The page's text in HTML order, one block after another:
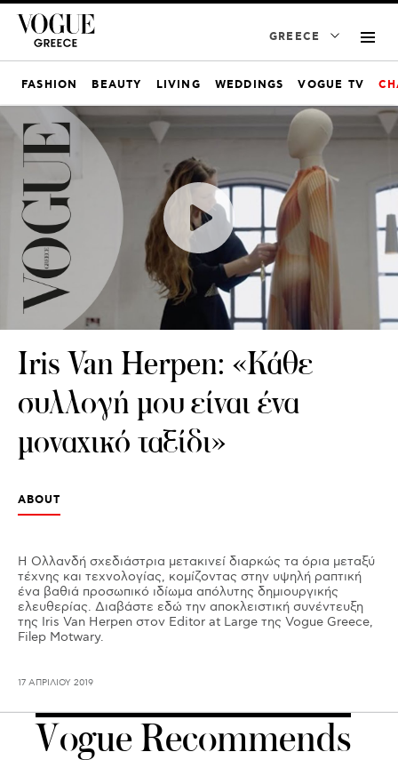
GREECE
FASHION BEAUTY LIVING WEDDINGS VOGUE TV
Iris Van Herpen: «Κάθε
συλλογή μου είναι ένα
μοναχικό ταξίδι»
ABOUT
Η Ολλανδή σχεδιάστρια μετακινεί διαρκώς τα όρια μεταξύ
τέχνης και τεχνολογίας, κομίζοντας στην υψηλή ραπτική
ένα βαθιά προσωπικό ιδίωμα απόλυτης δημιουργικής
ελευθερίας. Διαβάστε εδώ την αποκλειστική συνέντευξη
της Iris Van Herpen στον Editor at Large της Vogue Greece,
Filep Motwary.
17 ΑΠΡΙΛΊΟΥ 2019
Vogue Recommends